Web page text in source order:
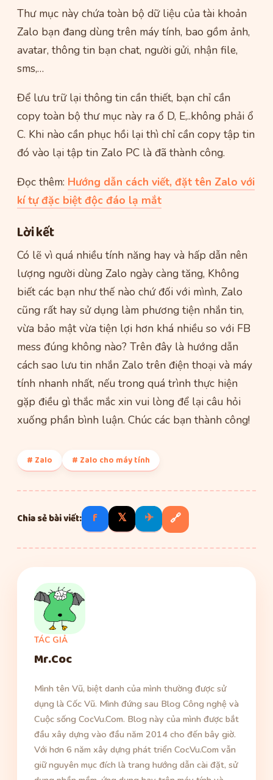
Thư mục này chứa toàn bộ dữ liệu của tài khoản
Zalo bạn đang dùng trên máy tính, bao gồm ảnh,
avatar, thông tin bạn chat, người gửi, nhận file,
sms,…
Để lưu trữ lại thông tin cần thiết, bạn chỉ cần
copy toàn bộ thư mục này ra ổ D, E,..không phải ổ
C. Khi nào cần phục hồi lại thì chỉ cần copy tập tin
đó vào lại tập tin Zalo PC là đã thành công.
Đọc thêm: Hướng dẫn cách viết, đặt tên Zalo với
kí tự đặc biệt độc đáo lạ mắt
Lời kết
Có lẽ vì quá nhiều tính năng hay và hấp dẫn nên
lượng người dùng Zalo ngày càng tăng, Không
biết các bạn như thế nào chứ đối với mình, Zalo
cũng rất hay sử dụng làm phương tiện nhắn tin,
vừa bảo mật vừa tiện lợi hơn khá nhiều so với FB
mess đúng không nào? Trên đây là hướng dẫn
cách sao lưu tin nhắn Zalo trên điện thoại và máy
tính nhanh nhất, nếu trong quá trình thực hiện
gặp điều gì thắc mắc xin vui lòng để lại câu hỏi
xuống phần bình luận. Chúc các bạn thành công!
# Zalo # Zalo cho máy tính
Chia sẻ bài viết: f 𝕏 ✈ 🔗
TÁC GIẢ
Mr.Coc
Mình tên Vũ, biệt danh của mình thường được sử
dụng là Cốc Vũ. Mình đứng sau Blog Công nghệ và
Cuộc sống CocVu.Com. Blog này của mình được bắt
đầu xây dựng vào đầu năm 2014 cho đến bây giờ.
Với hơn 6 năm xây dựng phát triển CocVu.Com vẫn
giữ nguyên mục đích là trang hướng dẫn cài đặt, sử